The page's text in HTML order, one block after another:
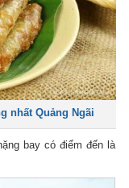
nhất Quảng Ngãi
bay có điểm đến là